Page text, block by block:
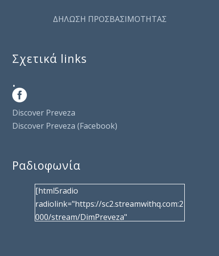
ΔΗΛΩΣΗ ΠΡΟΣΒΑΣΙΜΟΤΗΤΑΣ
Σχετικά links
.
Discover Preveza
Discover Preveza (Facebook)
Ραδιοφωνία
[html5radio
radiolink="https://sc2.streamwithq.com:2
000/stream/DimPreveza"